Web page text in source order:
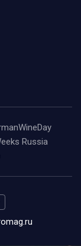
Russia